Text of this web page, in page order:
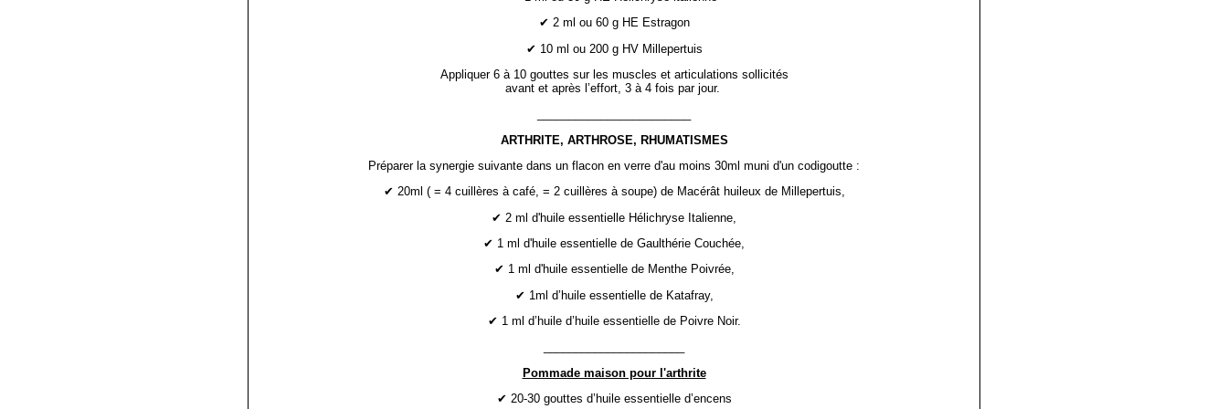
✔ 2 ml ou 60 g HE Estragon
✔ 10 ml ou 200 g HV Millepertuis
Appliquer 6 à 10 gouttes sur les muscles et articulations sollicités
avant et après l’effort, 3 à 4 fois par jour.
ARTHRITE, ARTHROSE, RHUMATISMES
Préparer la synergie suivante dans un flacon en verre d'au moins 30ml muni d'un codigoutte :
✔ 20ml ( = 4 cuillères à café, = 2 cuillères à soupe) de Macérât huileux de Millepertuis,
✔ 2 ml d'huile essentielle Hélichryse Italienne,
✔ 1 ml d'huile essentielle de Gaulthérie Couchée,
✔ 1 ml d'huile essentielle de Menthe Poivrée,
✔ 1ml d’huile essentielle de Katafray,
✔ 1 ml d’huile d’huile essentielle de Poivre Noir.
Pommade maison pour l'arthrite
✔ 20-30 gouttes d’huile essentielle d’encens